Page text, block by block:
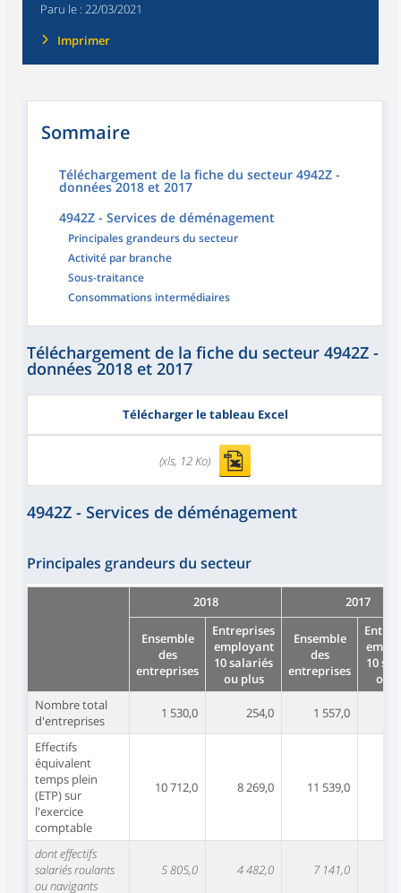
Paru le : 22/03/2021
Imprimer
Sommaire
Téléchargement de la fiche du secteur 4942Z -
données 2018 et 2017
4942Z - Services de déménagement
Principales grandeurs du secteur
Activité par branche
Sous-traitance
Consommations intermédiaires
Téléchargement de la fiche du secteur 4942Z -
données 2018 et 2017
Télécharger le tableau Excel
(xls, 12 Ko)
4942Z - Services de déménagement
Principales grandeurs du secteur
2018 2017
Ensemble
des
entreprises
Entreprises
employant
10 salariés
ou plus
Ensemble
des
entreprises
10
ou
Nombre total
d'entreprises
1 530,0 254,0 1 557,0
Effectifs
équivalent
temps plein
(ETP) sur
l'exercice
comptable
10 712,0 8 269,0 11 539,0
dont effectifs
salariés roulants
ou navigants
5 805,0 4 482,0 7 141,0